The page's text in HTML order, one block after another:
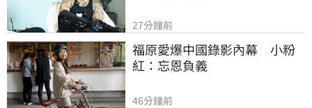
27分鐘前
福原愛爆中國錄影內幕　小粉
紅：忘恩負義
46分鐘前